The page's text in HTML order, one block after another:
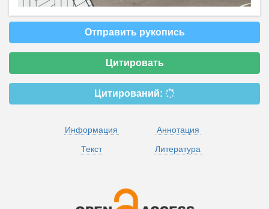
Отправить рукопись
Цитировать
Цитирований:
Информация
Аннотация
Текст
Литература